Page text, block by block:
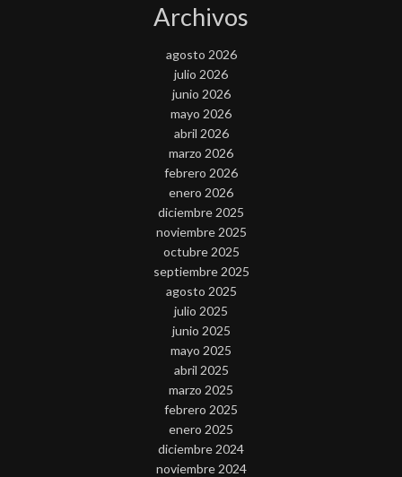
Archivos
agosto 2026
julio 2026
junio 2026
mayo 2026
abril 2026
marzo 2026
febrero 2026
enero 2026
diciembre 2025
noviembre 2025
octubre 2025
septiembre 2025
agosto 2025
julio 2025
junio 2025
mayo 2025
abril 2025
marzo 2025
febrero 2025
enero 2025
diciembre 2024
noviembre 2024